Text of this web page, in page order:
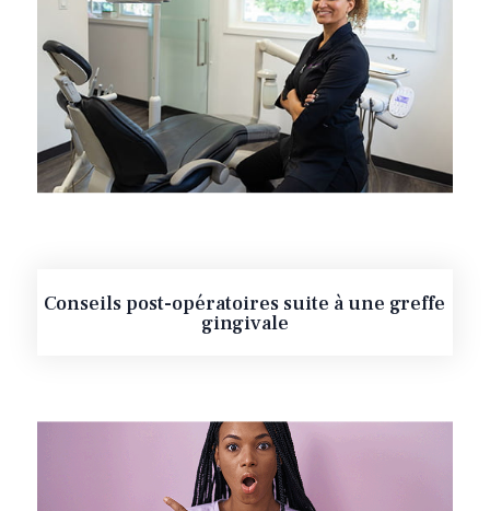
Conseils post-opératoires suite à une greffe
gingivale